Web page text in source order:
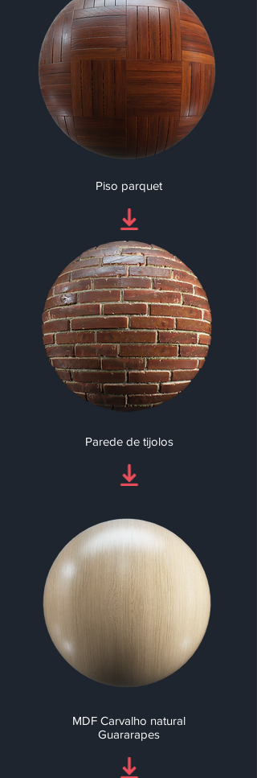
Piso parquet
Parede de tijolos
MDF Carvalho natural
Guararapes